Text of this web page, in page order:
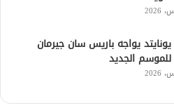
يواجه باريس سان جيرمان
للموسم الجديد